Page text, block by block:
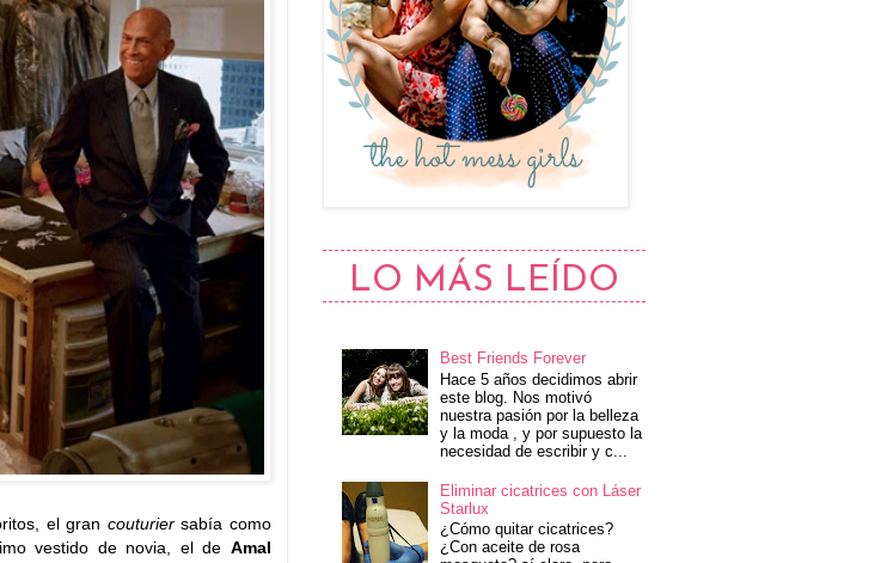
el gran couturiersabía como
vestido de novia, el de Amal
LO MÁS LEÍDO
Best Friends Forever
Hace 5 años decidimos abrir
este blog. Nos motivó
nuestra pasión por la belleza
y la moda , y por supuesto la
necesidad de escribir y c...
Eliminar cicatrices con Láser
Starlux
¿Cómo quitar cicatrices?
¿Con aceite de rosa